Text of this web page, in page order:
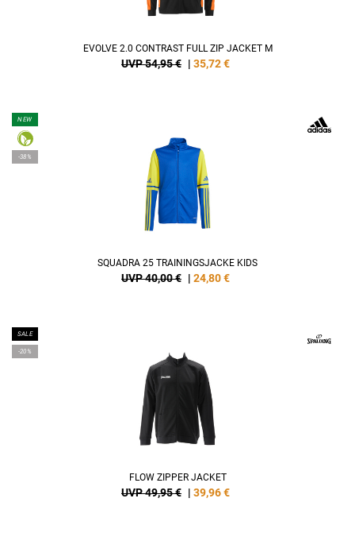
EVOLVE 2.0 CONTRAST FULL ZIP JACKET M
UVP 54,95 € | 35,72€
NEW
-38%
SQUADRA 25 TRAININGSJACKE KIDS
UVP 40,00 € | 24,80€
SALE
-20%
FLOW ZIPPER JACKET
UVP 49,95 € | 39,96€